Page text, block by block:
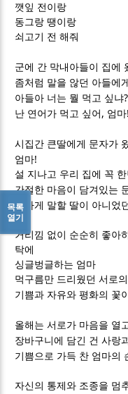
깻잎 전이랑
동그랑 땡이랑
쇠고기 전 해줘
군에 간 막내아들이 집에
좀처럼 말을 않던 아들에
아들아 너는 뭘 먹고 싶냐?
난 연어가 먹고 싶어 , 엄마!
시집간 큰딸에게 문자가
엄마!
설 지나고 우리 집에 꼭
간절한 마음이 담겨있는
편하게 말할 딸이 아니었
거리낌 없이 순순히 좋아
탁에
싱글벙글하는 엄마
먹구름만 드리웠던 서로의
기쁨과 자유와 평화의 꽃
올해는 서로가 마음을 열
장바구니에 담긴 건 사랑
기쁨으로 가득 찬 엄마의
자신의 통제와 조종을 멈
목록
열기